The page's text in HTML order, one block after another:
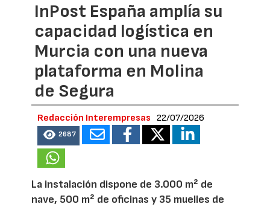
InPost España amplía su
capacidad logística en
Murcia con una nueva
plataforma en Molina
de Segura
Redacción Interempresas 22/07/2026
2687
La instalación dispone de 3.000 m² de
nave, 500 m² de oficinas y 35 muelles de